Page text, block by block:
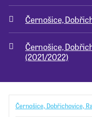
O projektu
Pro města
Pro školy
Černošice,
Černošice,
(2021/2022)
Černošice, Dobřichovice,